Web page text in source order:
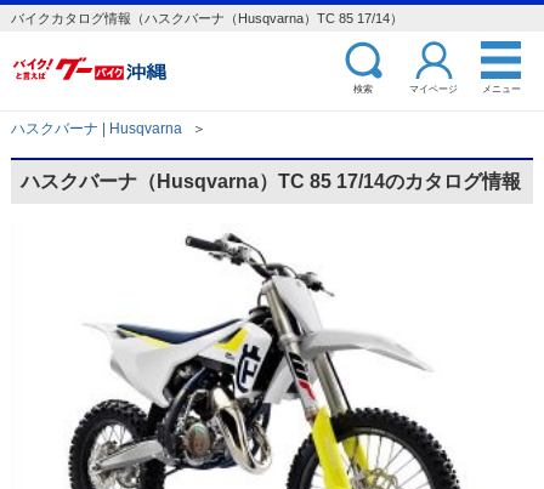
バイクカタログ情報（ハスクバーナ（Husqvarna）TC 85 17/14）
検索 マイページ メニュー
ハスクバーナ | Husqvarna ＞
ハスクバーナ（Husqvarna）TC 85 17/14のカタログ情報